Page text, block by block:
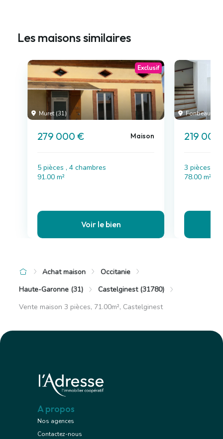
Les maisons similaires
Muret (31)
Exclusif
279 000 € Maison
5 pièces , 4 chambres
91.00 m²
Voir le bien
219
3 pièces , 2
78.00 m²
Achat maison
Occitanie
Haute-Garonne (31)
Castelginest (31780)
Vente maison 3 pièces, 71.00m², Castelginest
A propos
Nos agences
Contactez-nous